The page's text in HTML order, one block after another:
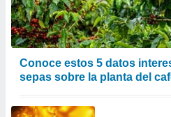
Conoce estos 5 datos
sepas sobre la planta del